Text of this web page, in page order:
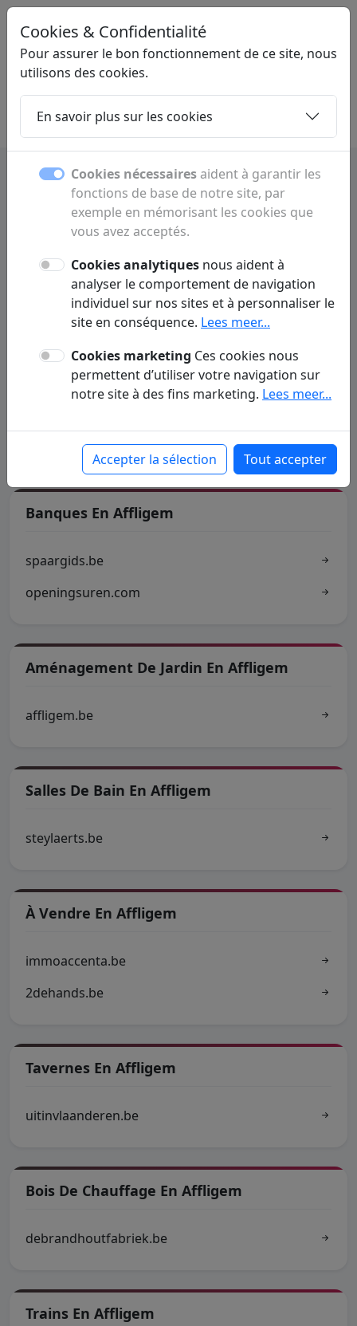
LINKMIX.BE
Home Sous-pages Articles Contact
Guide d’affligem avec
commerces et hébergements
Retrouvez commerces, hôtels, chambres
d’hôtes, horaires et informations utiles sur
Affligem.
Commune D'Affligem
Banques En Affligem
spaargids.be
openingsuren.com
Aménagement De Jardin En Affligem
affligem.be
Salles De Bain En Affligem
steylaerts.be
À Vendre En Affligem
immoaccenta.be
2dehands.be
Tavernes En Affligem
uitinvlaanderen.be
Bois De Chauffage En Affligem
debrandhoutfabriek.be
Trains En Affligem
Cookies & Confidentialité
Pour assurer le bon fonctionnement de ce site, nous
utilisons des cookies.
En savoir plus sur les cookies
Cookies nécessairesaident à garantir les
fonctions de base de notre site, par
exemple en mémorisant les cookies que
vous avez acceptés.
Cookies analytiques nous aident à
analyser le comportement de navigation
individuel sur nos sites et à personnaliser le
site en conséquence. Lees meer...
Cookies marketing Ces cookies nous
permettent d’utiliser votre navigation sur
notre site à des fins marketing. Lees meer...
Accepter la sélection Tout accepter